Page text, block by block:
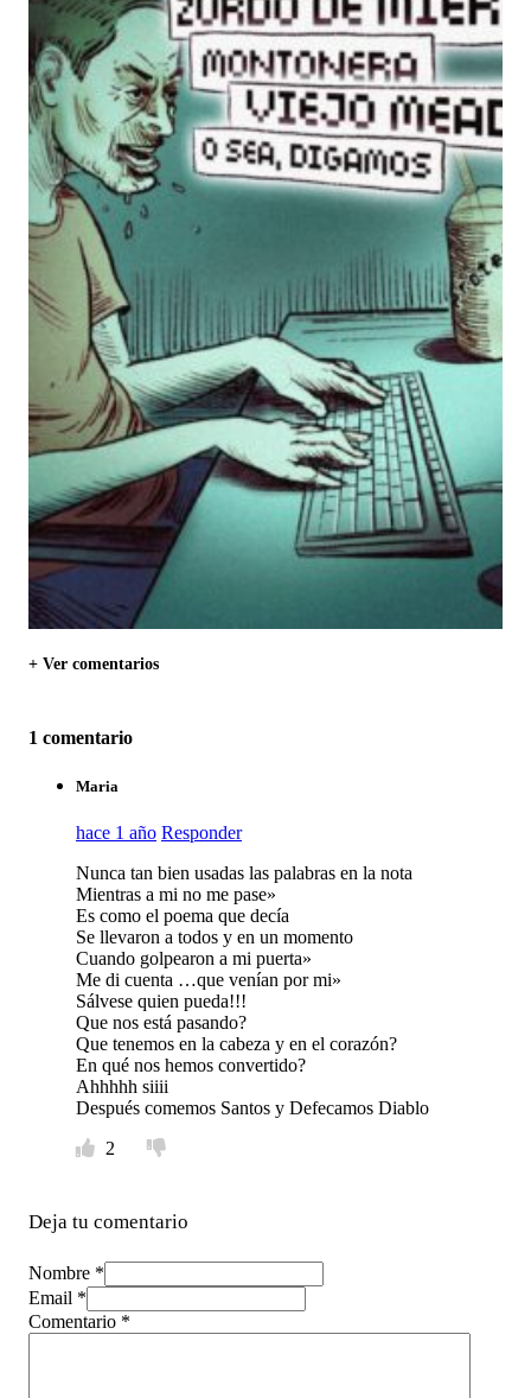
+ Ver comentarios
1 comentario
Maria
hace 1 año Responder
Nunca tan bien usadas las palabras en la nota
Mientras a mi no me pase»
Es como el poema que decía
Se llevaron a todos y en un momento
Cuando golpearon a mi puerta»
Me di cuenta …que venían por mi»
Sálvese quien pueda!!!
Que nos está pasando?
Que tenemos en la cabeza y en el corazón?
En qué nos hemos convertido?
Ahhhhh siiii
Después comemos Santos y Defecamos Diablo
2
Deja tu comentario
Nombre *
Email *
Comentario *